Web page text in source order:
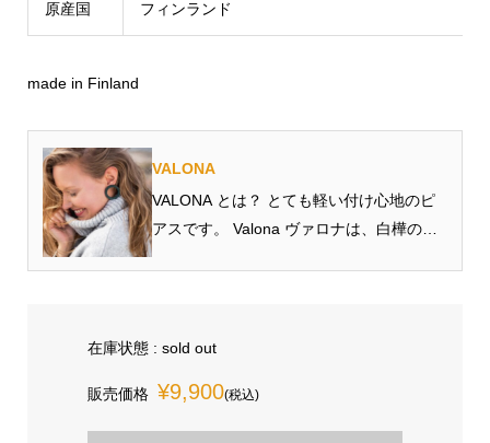
原産国 フィンランド
made in Finland
VALONA
VALONA とは？ とても軽い付け心地のピ
アスです。 Valona ヴァロナは、白樺の
ヒ...
在庫状態 : sold out
販売価格 ¥9,900(税込)